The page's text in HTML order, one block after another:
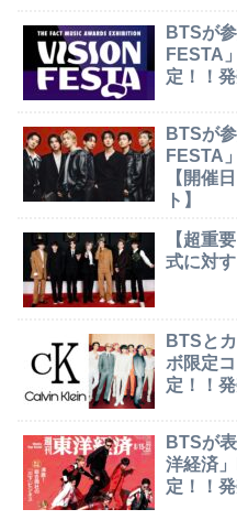
BTSが
FESTA
定！！
BTSが
FESTA
【開催
ト】
【超重
式に対
BTSと
ボ限定
定！！
BTSが
洋経済
定！！